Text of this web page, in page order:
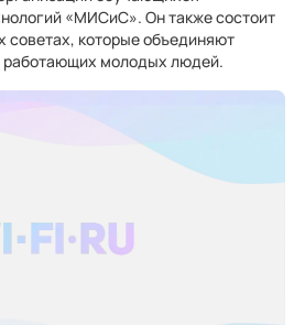
«МИСиС». Он также состоит
советах, которые объединяют
работающих молодых людей.